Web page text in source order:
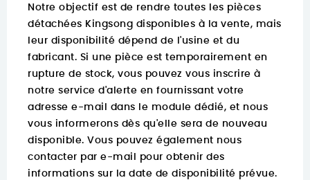
Notre objectif est de rendre toutes les pièces
détachées Kingsong disponibles à la vente, mais
leur disponibilité dépend de l'usine et du
fabricant. Si une pièce est temporairement en
rupture de stock, vous pouvez vous inscrire à
notre service d'alerte en fournissant votre
adresse e-mail dans le module dédié, et nous
vous informerons dès qu'elle sera de nouveau
disponible. Vous pouvez également nous
contacter par e-mail pour obtenir des
informations sur la date de disponibilité prévue.